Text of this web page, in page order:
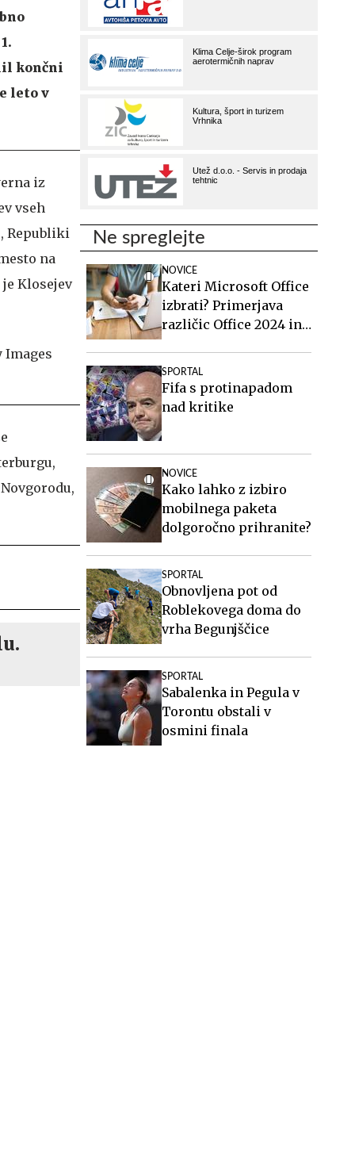
končni
leto v
iz
vseh
Republiki
na
Klosejev
Ne spreglejte
NOVICE
Kateri Microsoft Office
izbrati? Primerjava
različic Office 2024 in
SPORTAL
Fifa s protinapadom
nad kritike
NOVICE
Kako lahko z izbiro
mobilnega paketa
dolgoročno prihranite?
SPORTAL
Obnovljena pot od
Roblekovega doma do
vrha Begunjščice
SPORTAL
Sabalenka in Pegula v
Torontu obstali v
osmini finala